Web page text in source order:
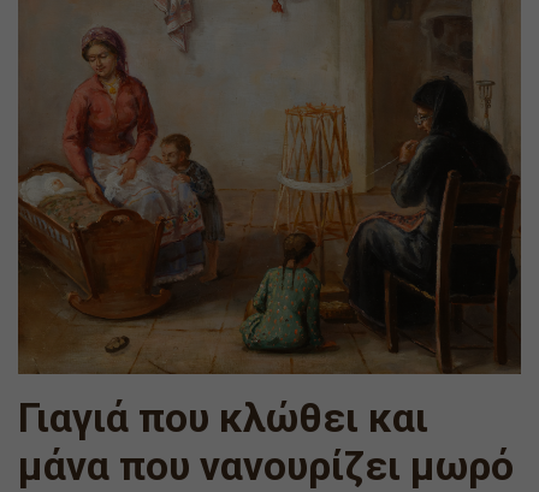
Γιαγιά που κλώθει και
μάνα που νανουρίζει μωρό